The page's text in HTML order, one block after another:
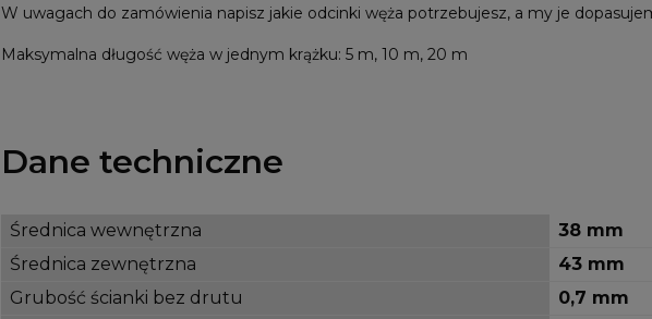
W uwagach do zamówienia napisz jakie odcinki węża potrzebujesz, a my je
Maksymalna długość węża w jednym krążku: 5 m, 10 m, 20 m
Dane techniczne
Średnica wewnętrzna
38 mm
Średnica zewnętrzna
43 mm
Grubość ścianki bez drutu
0,7 mm